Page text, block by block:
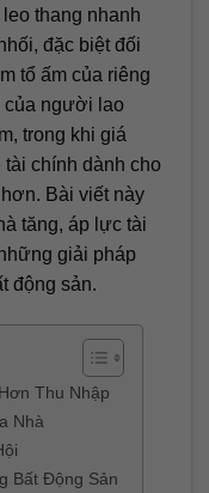
thang nhanh
đặc biệt đối
tổ ấm của riêng
của người lao
trong khi giá
chính dành cho
Bài viết này
tăng, áp lực tài
giải pháp
động sản.
Thu Nhập
Nhà
Bất Động Sản